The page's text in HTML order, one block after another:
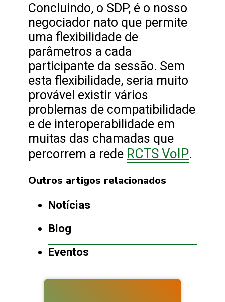
Concluindo, o SDP, é o nosso
negociador nato que permite
uma flexibilidade de
parâmetros a cada
participante da sessão. Sem
esta flexibilidade, seria muito
provável existir vários
problemas de compatibilidade
e de interoperabilidade em
muitas das chamadas que
percorrem a rede RCTS VoIP.
Outros artigos relacionados
Notícias
Blog
Eventos